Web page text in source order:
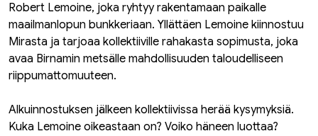
Robert Lemoine, joka ryhtyy rakentamaan paikalle
maailmanlopun bunkkeriaan. Yllättäen Lemoine kiinnostuu
Mirasta ja tarjoaa kollektiiville rahakasta sopimusta, joka
avaa Birnamin metsälle mahdollisuuden taloudelliseen
riippumattomuuteen.
Alkuinnostuksen jälkeen kollektiivissa herää kysymyksiä.
Kuka Lemoine oikeastaan on? Voiko häneen luottaa?